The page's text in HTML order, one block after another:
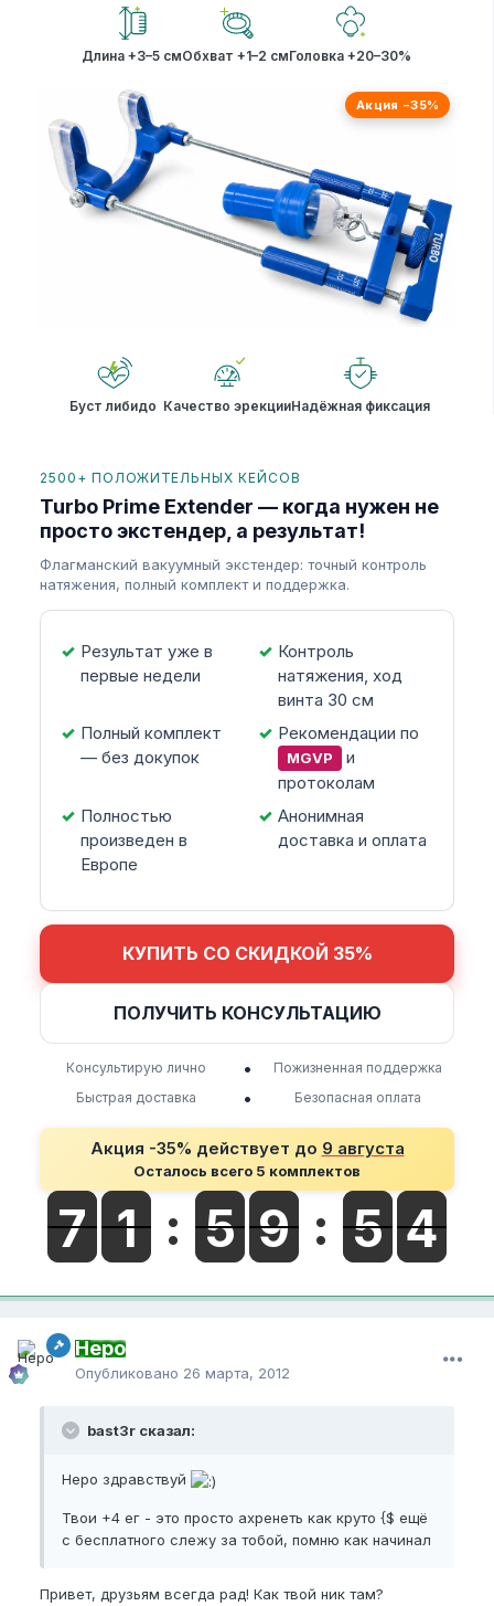
Длина +3–5 смОбхват +1–2 смГоловка +20–30%
Акция −35%
Буст либидо Качество эрекцииНадёжная фиксация
2500+ ПОЛОЖИТЕЛЬНЫХ КЕЙСОВ
Turbo Prime Extender — когда нужен не
просто экстендер, а результат!
Флагманский вакуумный экстендер: точный контроль
натяжения, полный комплект и поддержка.
Результат уже в
первые недели
Контроль
натяжения, ход
винта 30 см
Полный комплект
— без докупок
Рекомендации по
MGVP
и
протоколам
Полностью
произведен в
Европе
Анонимная
доставка и оплата
КУПИТЬ СО СКИДКОЙ 35%
ПОЛУЧИТЬ КОНСУЛЬТАЦИЮ
Консультирую лично •
Пожизненная поддержка
Быстрая доставка
• Безопасная оплата
Акция -35% действует до 9 августа
Осталось всего 5 комплектов
Неро
Опубликовано 26 марта, 2012
bast3r сказал:
Неро здравствуй
Твои +4 ег - это просто ахренеть как круто {$ ещё
с бесплатного слежу за тобой, помню как начинал
Привет, друзьям всегда рад! Как твой ник там?